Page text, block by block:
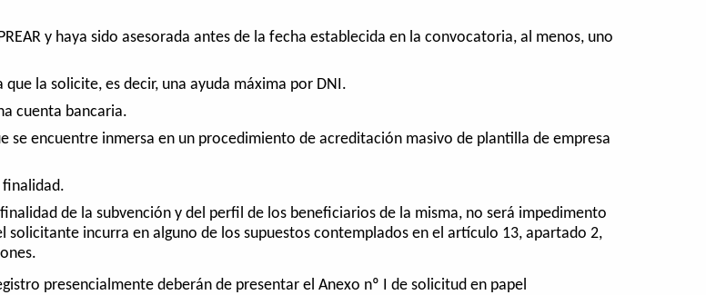
y haya sido asesorada antes de la fecha establecida en la convocatoria, al menos, uno
la solicite, es decir, una ayuda máxima por DNI.
cuenta bancaria.
se encuentre inmersa en un procedimiento de acreditación masivo de plantilla de empresa
finalidad.
de la subvención y del perfil de los beneficiarios de la misma, no será impedimento
incurra en alguno de los supuestos contemplados en el artículo 13, apartado 2,
presencialmente deberán de presentar el Anexo nº I de solicitud en papel